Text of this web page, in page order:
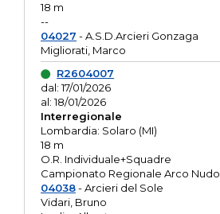
18 m
--
04027 - A.S.D.Arcieri Gonzaga
Migliorati, Marco
R2604007
dal: 17/01/2026
al: 18/01/2026
Interregionale
Lombardia: Solaro (MI)
18 m
O.R. Individuale+Squadre
Campionato Regionale Arco Nudo
04038- Arcieri del Sole
Vidari, Bruno